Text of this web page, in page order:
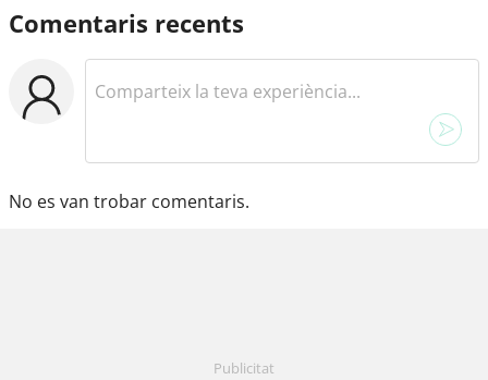
Comentaris recents
No es van trobar comentaris.
Publicitat